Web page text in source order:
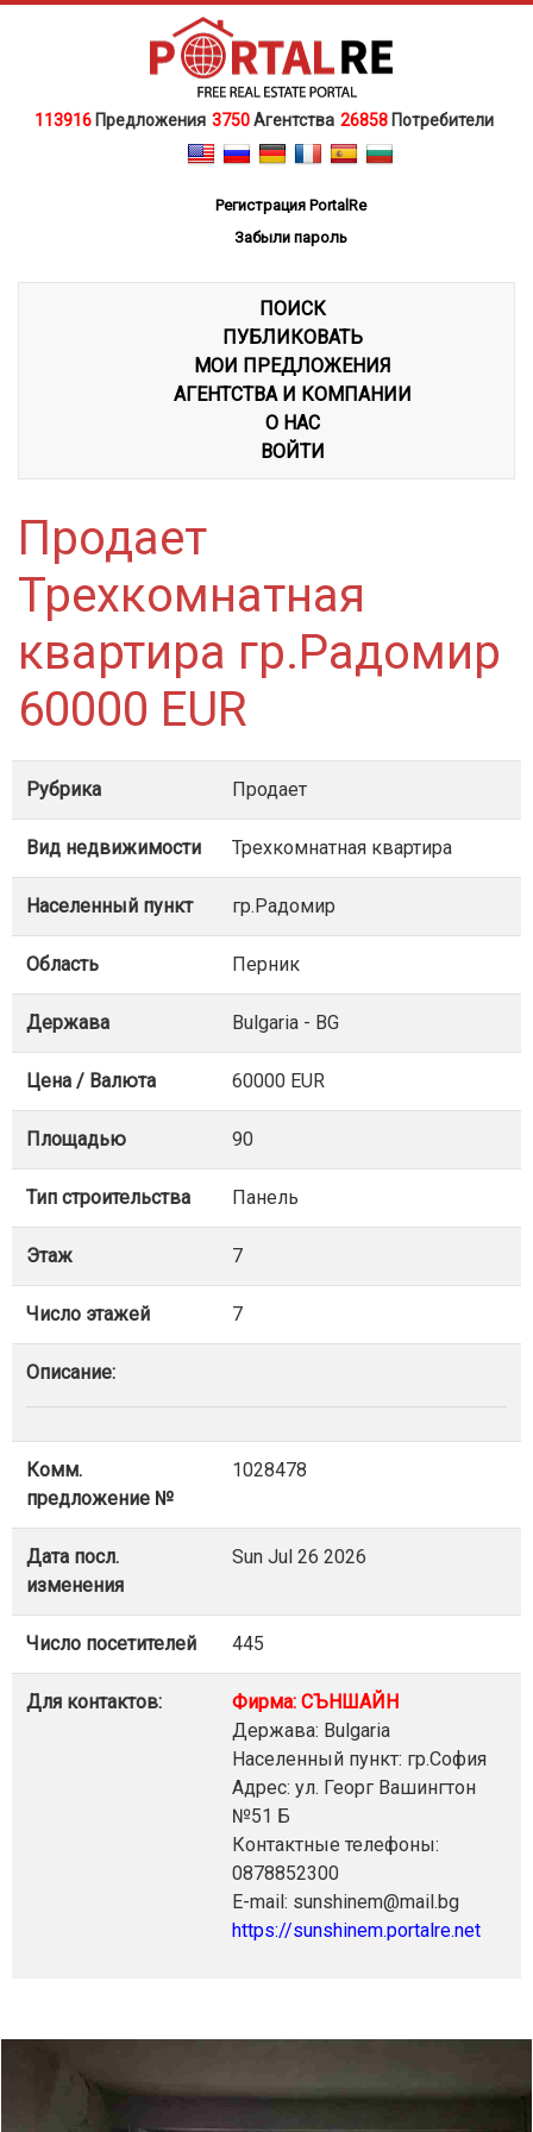
113916 Предложения 3750Агентства 26858 Потребители
Регистрация PortalRe
Забыли пароль
ПОИСК
ПУБЛИКОВАТЬ
МОИ ПРЕДЛОЖЕНИЯ
АГЕНТСТВА И КОМПАНИИ
О НАС
ВОЙТИ
Продает
Трехкомнатная
квартира гр.Радомир
60000 EUR
Рубрика Продает
Вид недвижимости Трехкомнатная квартира
Населенный пункт гр.Радомир
Область Перник
Держава Bulgaria - BG
Цена / Валюта 60000 EUR
Площадью 90
Тип строительства Панель
Этаж 7
Число этажей 7
Описание:
Комм.
предложение №
1028478
Дата посл.
изменения
Sun Jul 26 2026
Число посетителей 445
Для контактов:
Фирма: СЪНШАЙН
Держава: Bulgaria
Населенный пункт: гр.София
Адрес: ул. Георг Вашингтон
№51 Б
Контактные телефоны:
0878852300
E-mail: sunshinem@mail.bg
https://sunshinem.portalre.net